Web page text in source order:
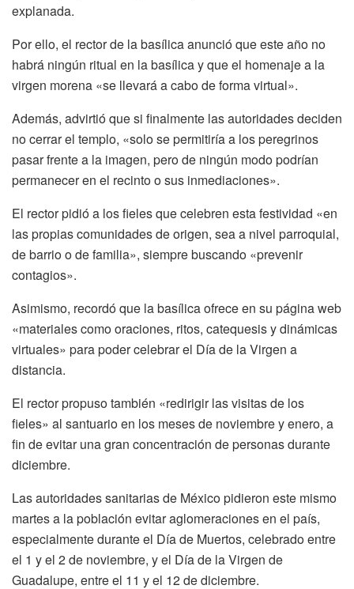
explanada.
Por ello, el rector de la basílica anunció que este año no
habrá ningún ritual en la basílica y que el homenaje a la
virgen morena «se llevará a cabo de forma virtual».
Además, advirtió que si finalmente las autoridades deciden
no cerrar el templo, «solo se permitiría a los peregrinos
pasar frente a la imagen, pero de ningún modo podrían
permanecer en el recinto o sus inmediaciones».
El rector pidió a los fieles que celebren esta festividad «en
las propias comunidades de origen, sea a nivel parroquial,
de barrio o de familia», siempre buscando «prevenir
contagios».
Asimismo, recordó que la basílica ofrece en su página web
«materiales como oraciones, ritos, catequesis y dinámicas
virtuales» para poder celebrar el Día de la Virgen a
distancia.
El rector propuso también «redirigir las visitas de los
fieles» al santuario en los meses de noviembre y enero, a
fin de evitar una gran concentración de personas durante
diciembre.
Las autoridades sanitarias de México pidieron este mismo
martes a la población evitar aglomeraciones en el país,
especialmente durante el Día de Muertos, celebrado entre
el 1 y el 2 de noviembre, y el Día de la Virgen de
Guadalupe, entre el 11 y el 12 de diciembre.